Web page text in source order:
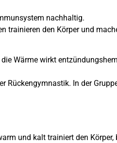
nachhaltig.
trainieren den Körper und
Wärme wirkt
Rückengymnastik. In der
und kalt trainiert den